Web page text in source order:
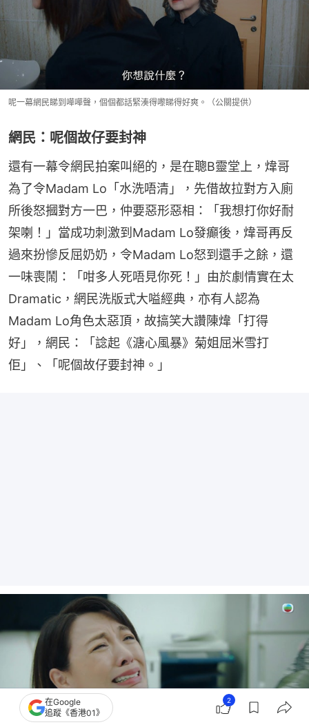
呢一幕網民睇到嘩嘩聲，個個都話緊湊得嚟睇得好爽。（公關提供）
網民：呢個故仔要封神
還有一幕令網民拍案叫絕的，是在聰B靈堂上，煒哥
為了令Madam Lo「水洗唔清」，先借故拉對方入廁
所後怒摑對方一巴，仲要惡形惡相：「我想打你好耐
架喇！」當成功刺激到Madam Lo發癲後，煒哥再反
過來扮慘反屈奶奶，令Madam Lo怒到還手之餘，還
一味喪鬧：「咁多人死唔見你死！」由於劇情實在太
Dramatic，網民洗版式大嗌經典，亦有人認為
Madam Lo角色太惡頂，故搞笑大讚陳煒「打得
好」，網民：「諗起《溏心風暴》菊姐屈米雪打
佢」、「呢個故仔要封神。」
在Google
追蹤《香港01》
2